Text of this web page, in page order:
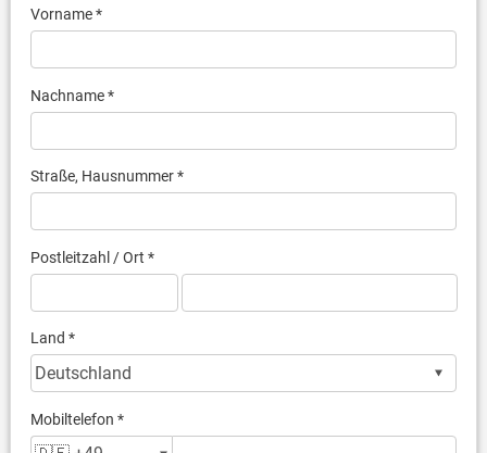
Vorname *
Nachname *
Straße, Hausnummer *
Postleitzahl / Ort *
Land *
Mobiltelefon *